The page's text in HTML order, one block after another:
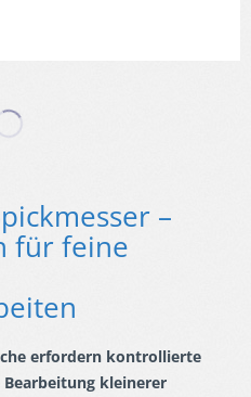
–
für feine
erfordern kontrollierte
Bearbeitung kleinerer